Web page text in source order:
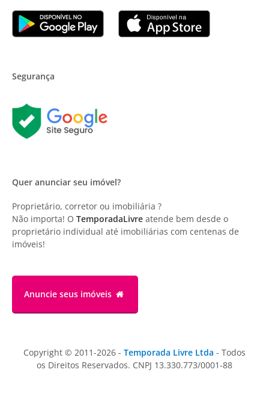
Segurança
Quer anunciar seu imóvel?
Proprietário, corretor ou imobiliária ?
Não importa! O TemporadaLivre atende bem desde o
proprietário individual até imobiliárias com centenas de
imóveis!
Anuncie seus imóveis
Copyright © 2011-2026 - Temporada Livre Ltda - Todos
os Direitos Reservados. CNPJ 13.330.773/0001-88